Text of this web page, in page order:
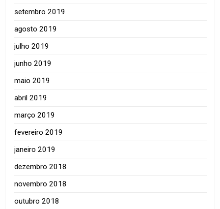
setembro 2019
agosto 2019
julho 2019
junho 2019
maio 2019
abril 2019
março 2019
fevereiro 2019
janeiro 2019
dezembro 2018
novembro 2018
outubro 2018